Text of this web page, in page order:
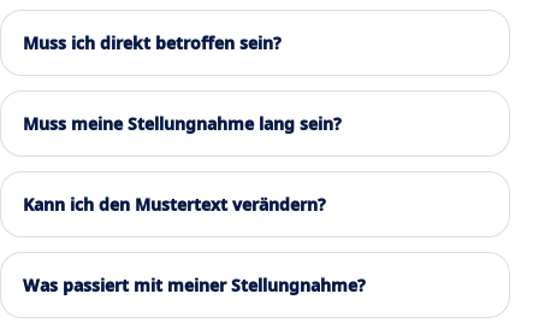
Muss ich direkt betroffen sein?
Muss meine Stellungnahme lang sein?
Kann ich den Mustertext verändern?
Was passiert mit meiner Stellungnahme?